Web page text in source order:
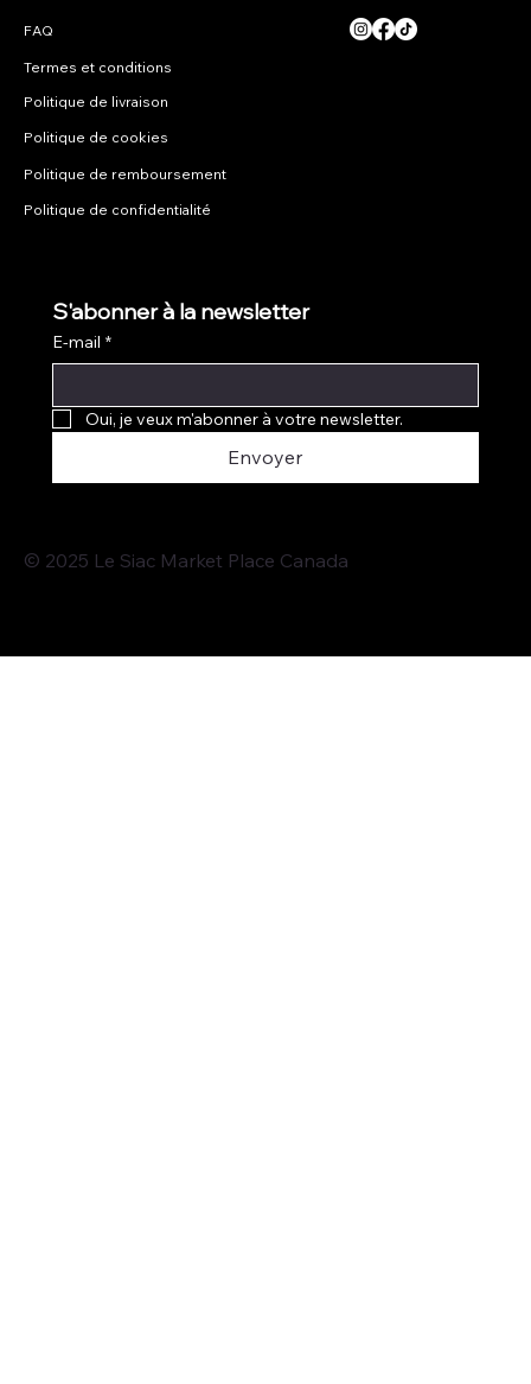
Termes et conditions
Politique de livraison
Politique de cookies
Politique de remboursement
Politique de confidentialité
S'abonner à la newsletter
E-mail *
Oui, je veux m'abonner à votre newsletter.
Envoyer
© 2025 Le Siac Market Place Canada